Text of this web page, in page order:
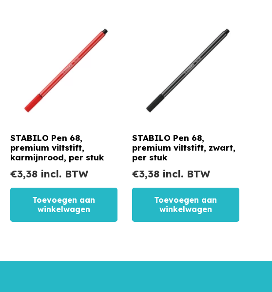
STABILO Pen 68,
premium viltstift,
karmijnrood, per stuk
€3,38 incl. BTW
Toevoegen aan
winkelwagen
STABILO Pen 68,
premium viltstift, zwart,
per stuk
€3,38 incl. BTW
Toevoegen aan
winkelwagen